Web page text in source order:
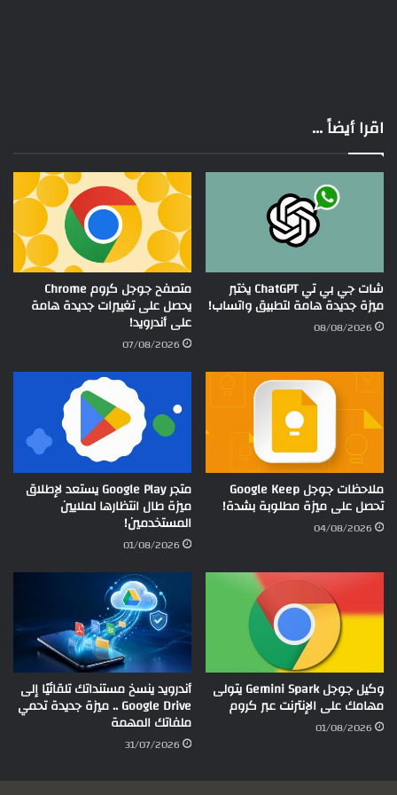
اقرا أيضاً ...
شات جي بي تي ChatGPT يختبر
ميزة جديدة هامة لتطبيق واتساب!
08/08/2026
متصفح جوجل كروم Chrome
يحصل على تغييرات جديدة هامة
على أندرويد!
07/08/2026
ملاحظات جوجل Google Keep
تحصل على ميزة مطلوبة بشدة!
04/08/2026
متجر Google Play يستعد لإطلاق
ميزة طال انتظارها لملايين
المستخدمين!
01/08/2026
وكيل جوجل Gemini Spark يتولى
مهامك على الإنترنت عبر كروم
01/08/2026
أندرويد ينسخ مستنداتك تلقائيًا إلى
Google Drive .. ميزة جديدة تحمي
ملفاتك المهمة
31/07/2026